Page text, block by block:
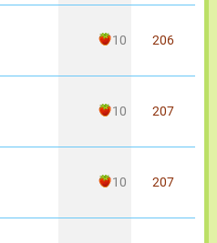
10 206
10 207
10 207